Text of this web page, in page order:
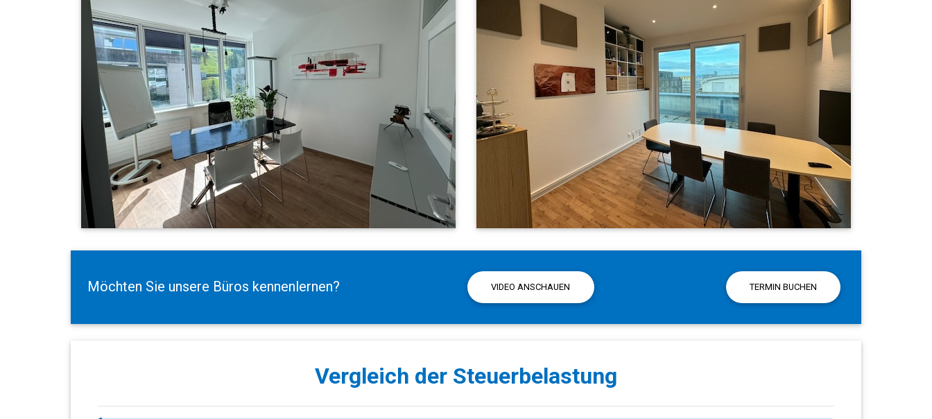
Möchten Sie unsere Büros kennenlernen? VIDEO ANSCHAUEN TERMIN BUCHEN
Vergleich der Steuerbelastung